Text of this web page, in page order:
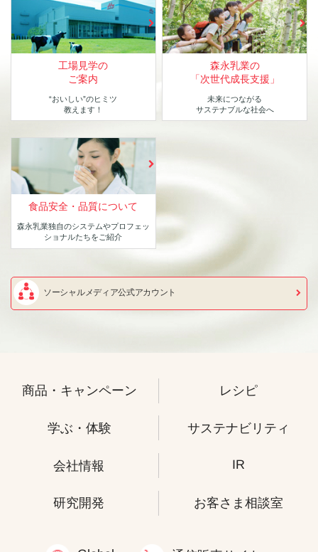
工場見学の
ご案内
“おいしい”のヒミツ
教えます！
森永乳業の
「次世代成長支援」
未来につながる
サステナブルな社会へ
食品安全・品質について
森永乳業独自のシステムやプロフェッ
ショナルたちをご紹介
ソーシャルメディア公式アカウント
商品・キャンペーン レシピ
学ぶ・体験 サステナビリティ
会社情報 IR
研究開発 お客さま相談室